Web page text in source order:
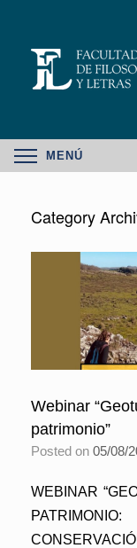
MENÚ
Category
Webinar
patrimonio”
Posted on 05/08/
WEBINAR